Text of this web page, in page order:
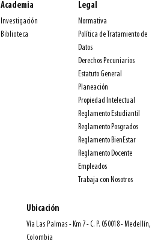
Academia
Investigación
Biblioteca
Legal
Normativa
Política de Tratamiento de
Datos
Derechos Pecuniarios
Estatuto General
Planeación
Propiedad Intelectual
Reglamento Estudiantil
Reglamento Posgrados
Reglamento BienEstar
Reglamento Docente
Empleados
Trabaja con Nosotros
Ubicación
Vía Las Palmas - Km 7 - C. P. 050018 - Medellín,
Colombia